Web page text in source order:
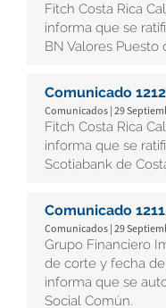
Fitch Costa Rica
informa que se
BN Valores Puesto
Comunicado
Comunicados | 29
Fitch Costa Rica
informa que se
Scotiabank de
Comunicado
Comunicados | 29
Grupo Financiero
de corte y fecha
informa que se
Social Común.